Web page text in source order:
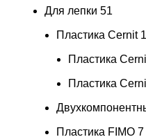
Для лепки 51
Пластика Cernit
Пластика
Пластика
Пластика FIMO 7